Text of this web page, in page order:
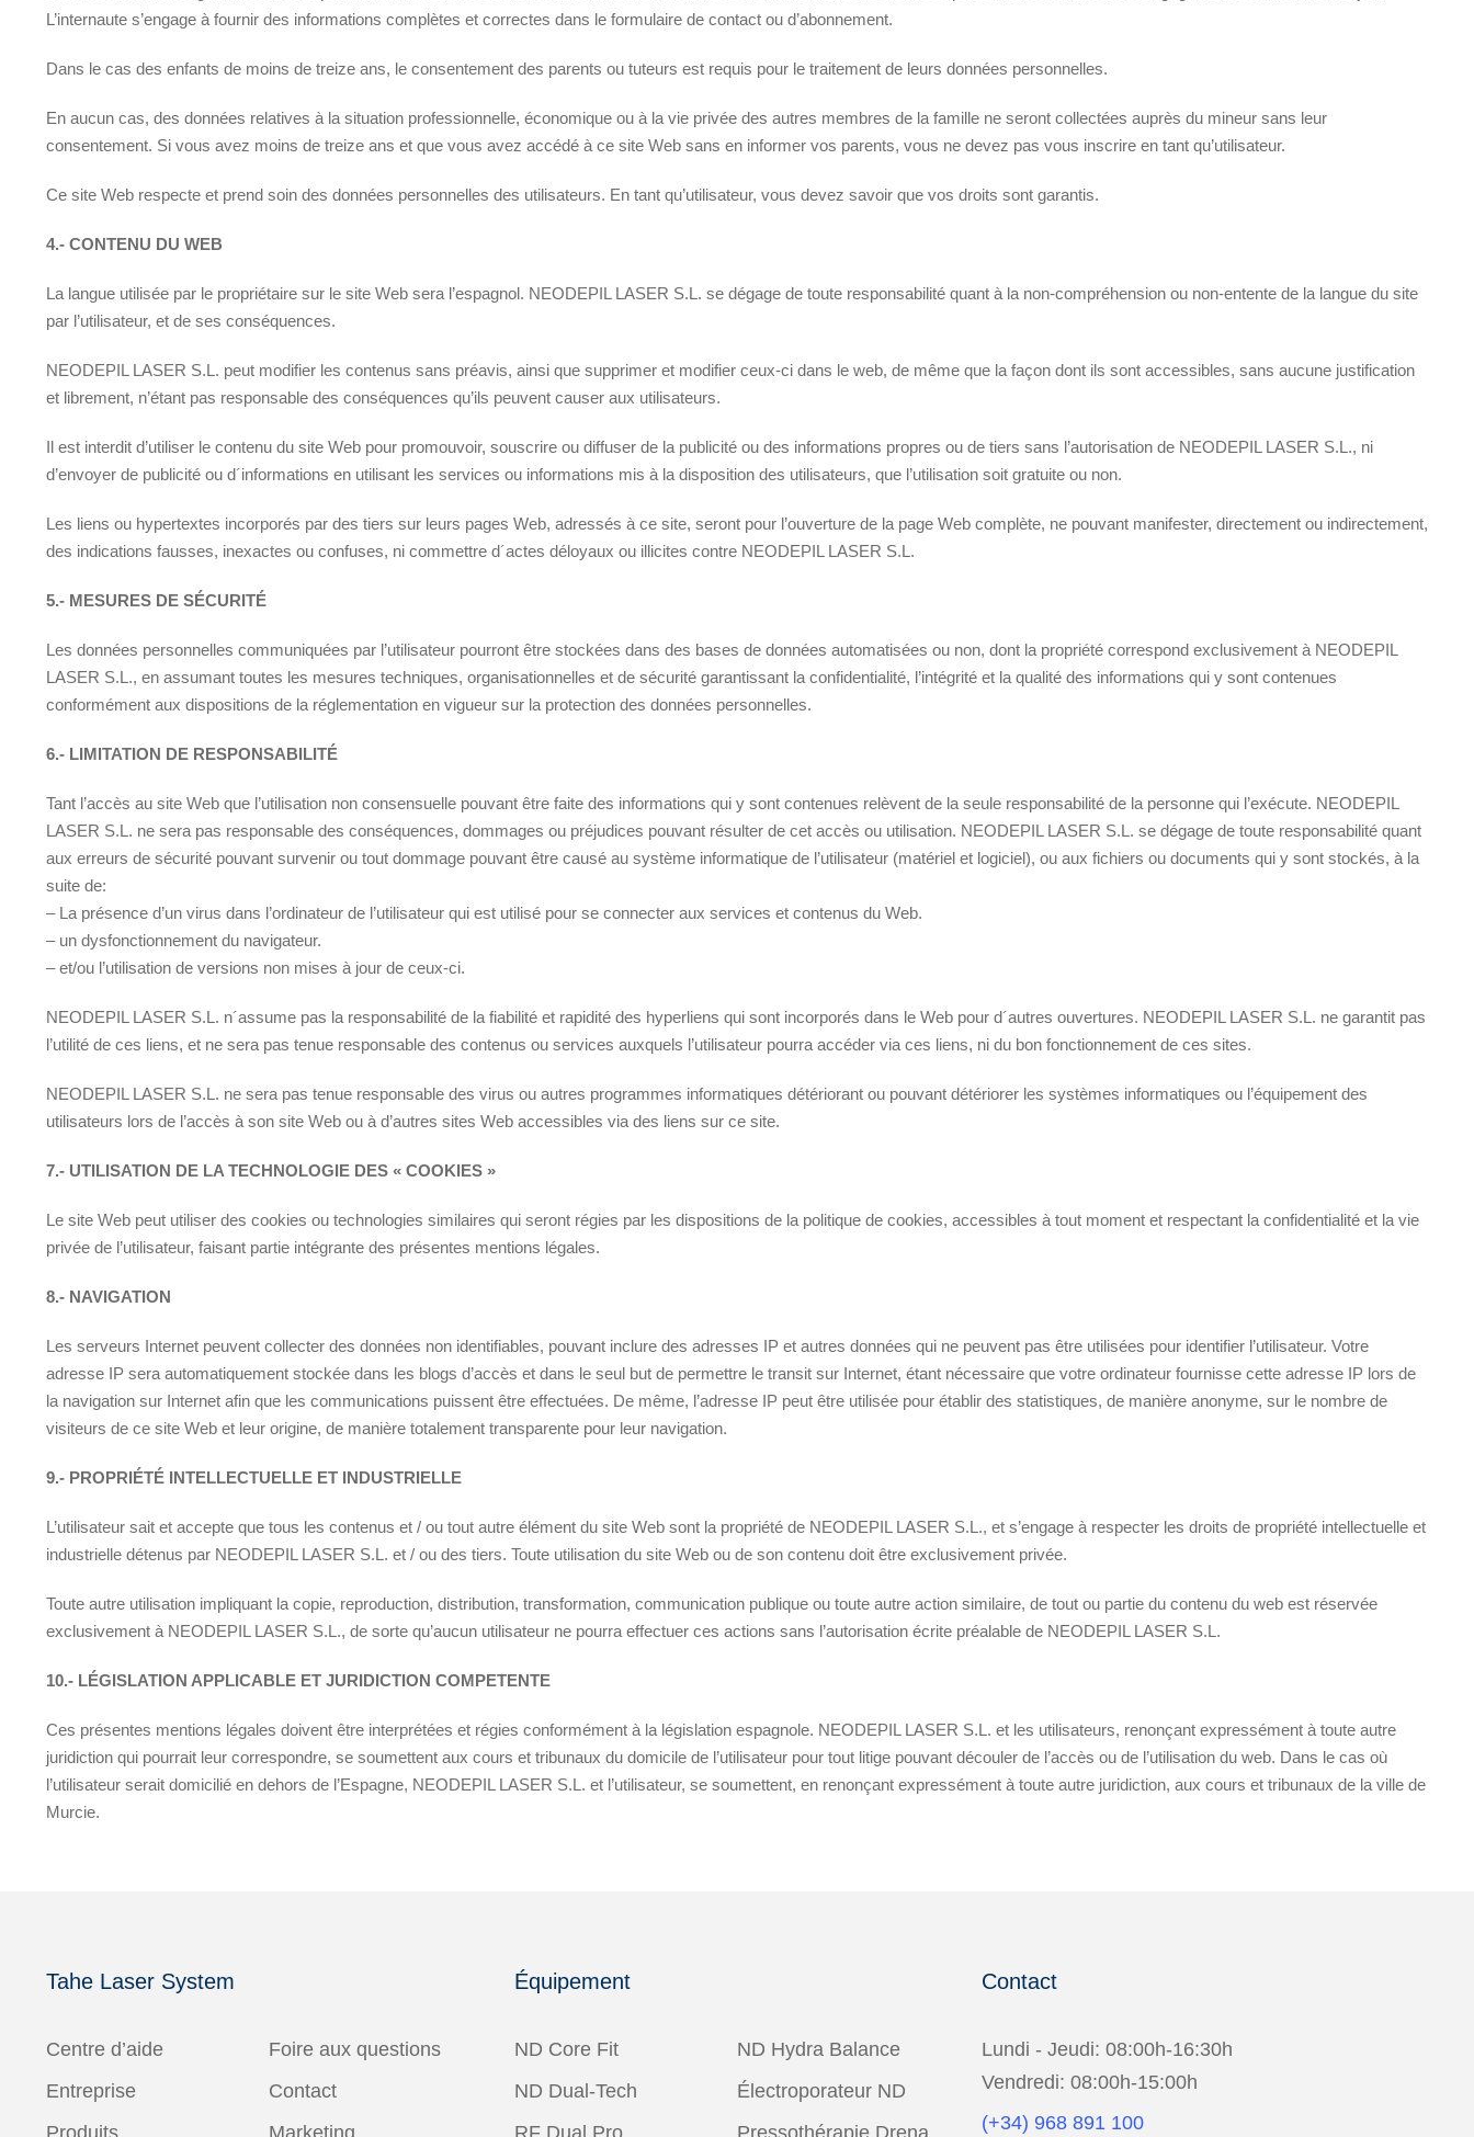
L’internaute s’engage à fournir des informations complètes et correctes dans le formulaire de contact ou d’abonnement.
Dans le cas des enfants de moins de treize ans, le consentement des parents ou tuteurs est requis pour le traitement de leurs données personnelles.
En aucun cas, des données relatives à la situation professionnelle, économique ou à la vie privée des autres membres de la famille ne seront collectées auprès du mineur sans leur
consentement. Si vous avez moins de treize ans et que vous avez accédé à ce site Web sans en informer vos parents, vous ne devez pas vous inscrire en tant qu’utilisateur.
Ce site Web respecte et prend soin des données personnelles des utilisateurs. En tant qu’utilisateur, vous devez savoir que vos droits sont garantis.
4.- CONTENU DU WEB
La langue utilisée par le propriétaire sur le site Web sera l’espagnol. NEODEPIL LASER S.L. se dégage de toute responsabilité quant à la non-compréhension ou non-entente de la langue du site
par l’utilisateur, et de ses conséquences.
NEODEPIL LASER S.L. peut modifier les contenus sans préavis, ainsi que supprimer et modifier ceux-ci dans le web, de même que la façon dont ils sont accessibles, sans aucune justification
et librement, n’étant pas responsable des conséquences qu’ils peuvent causer aux utilisateurs.
Il est interdit d’utiliser le contenu du site Web pour promouvoir, souscrire ou diffuser de la publicité ou des informations propres ou de tiers sans l’autorisation de NEODEPIL LASER S.L., ni
d’envoyer de publicité ou d´informations en utilisant les services ou informations mis à la disposition des utilisateurs, que l’utilisation soit gratuite ou non.
Les liens ou hypertextes incorporés par des tiers sur leurs pages Web, adressés à ce site, seront pour l’ouverture de la page Web complète, ne pouvant manifester, directement ou indirectement,
des indications fausses, inexactes ou confuses, ni commettre d´actes déloyaux ou illicites contre NEODEPIL LASER S.L.
5.- MESURES DE SÉCURITÉ
Les données personnelles communiquées par l’utilisateur pourront être stockées dans des bases de données automatisées ou non, dont la propriété correspond exclusivement à NEODEPIL
LASER S.L., en assumant toutes les mesures techniques, organisationnelles et de sécurité garantissant la confidentialité, l’intégrité et la qualité des informations qui y sont contenues
conformément aux dispositions de la réglementation en vigueur sur la protection des données personnelles.
6.- LIMITATION DE RESPONSABILITÉ
Tant l’accès au site Web que l’utilisation non consensuelle pouvant être faite des informations qui y sont contenues relèvent de la seule responsabilité de la personne qui l’exécute. NEODEPIL
LASER S.L. ne sera pas responsable des conséquences, dommages ou préjudices pouvant résulter de cet accès ou utilisation. NEODEPIL LASER S.L. se dégage de toute responsabilité quant
aux erreurs de sécurité pouvant survenir ou tout dommage pouvant être causé au système informatique de l’utilisateur (matériel et logiciel), ou aux fichiers ou documents qui y sont stockés, à la
suite de:
– La présence d’un virus dans l’ordinateur de l’utilisateur qui est utilisé pour se connecter aux services et contenus du Web.
– un dysfonctionnement du navigateur.
– et/ou l’utilisation de versions non mises à jour de ceux-ci.
NEODEPIL LASER S.L. n´assume pas la responsabilité de la fiabilité et rapidité des hyperliens qui sont incorporés dans le Web pour d´autres ouvertures. NEODEPIL LASER S.L. ne garantit pas
l’utilité de ces liens, et ne sera pas tenue responsable des contenus ou services auxquels l’utilisateur pourra accéder via ces liens, ni du bon fonctionnement de ces sites.
NEODEPIL LASER S.L. ne sera pas tenue responsable des virus ou autres programmes informatiques détériorant ou pouvant détériorer les systèmes informatiques ou l’équipement des
utilisateurs lors de l’accès à son site Web ou à d’autres sites Web accessibles via des liens sur ce site.
7.- UTILISATION DE LA TECHNOLOGIE DES « COOKIES »
Le site Web peut utiliser des cookies ou technologies similaires qui seront régies par les dispositions de la politique de cookies, accessibles à tout moment et respectant la confidentialité et la vie
privée de l’utilisateur, faisant partie intégrante des présentes mentions légales.
8.- NAVIGATION
Les serveurs Internet peuvent collecter des données non identifiables, pouvant inclure des adresses IP et autres données qui ne peuvent pas être utilisées pour identifier l’utilisateur. Votre
adresse IP sera automatiquement stockée dans les blogs d’accès et dans le seul but de permettre le transit sur Internet, étant nécessaire que votre ordinateur fournisse cette adresse IP lors de
la navigation sur Internet afin que les communications puissent être effectuées. De même, l’adresse IP peut être utilisée pour établir des statistiques, de manière anonyme, sur le nombre de
visiteurs de ce site Web et leur origine, de manière totalement transparente pour leur navigation.
9.- PROPRIÉTÉ INTELLECTUELLE ET INDUSTRIELLE
L’utilisateur sait et accepte que tous les contenus et / ou tout autre élément du site Web sont la propriété de NEODEPIL LASER S.L., et s’engage à respecter les droits de propriété intellectuelle et
industrielle détenus par NEODEPIL LASER S.L. et / ou des tiers. Toute utilisation du site Web ou de son contenu doit être exclusivement privée.
Toute autre utilisation impliquant la copie, reproduction, distribution, transformation, communication publique ou toute autre action similaire, de tout ou partie du contenu du web est réservée
exclusivement à NEODEPIL LASER S.L., de sorte qu’aucun utilisateur ne pourra effectuer ces actions sans l’autorisation écrite préalable de NEODEPIL LASER S.L.
10.- LÉGISLATION APPLICABLE ET JURIDICTION COMPETENTE
Ces présentes mentions légales doivent être interprétées et régies conformément à la législation espagnole. NEODEPIL LASER S.L. et les utilisateurs, renonçant expressément à toute autre
juridiction qui pourrait leur correspondre, se soumettent aux cours et tribunaux du domicile de l’utilisateur pour tout litige pouvant découler de l’accès ou de l’utilisation du web. Dans le cas où
l’utilisateur serait domicilié en dehors de l’Espagne, NEODEPIL LASER S.L. et l’utilisateur, se soumettent, en renonçant expressément à toute autre juridiction, aux cours et tribunaux de la ville de
Murcie.
Tahe Laser System
Centre d’aide
Foire aux questions
Entreprise
Contact
Produits
Marketing
Équipement
ND Core Fit
ND Hydra Balance
ND Dual-Tech
Électroporateur ND
RF Dual Pro
Pressothérapie Drena
Contact
Lundi - Jeudi: 08:00h-16:30h
Vendredi: 08:00h-15:00h
(+34) 968 891 100